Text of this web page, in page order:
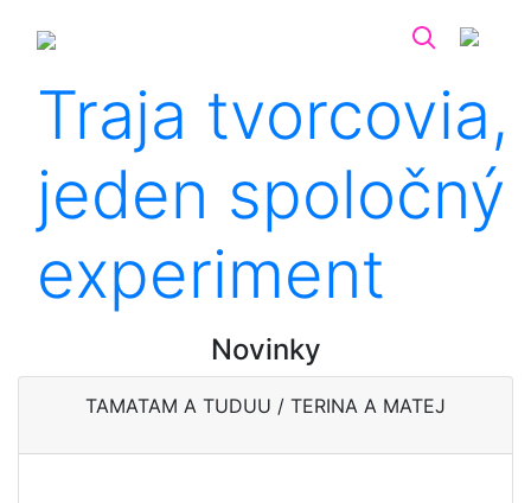
Traja tvorcovia,
jeden spoločný
experiment
Novinky
TAMATAM A TUDUU / TERINA A MATEJ